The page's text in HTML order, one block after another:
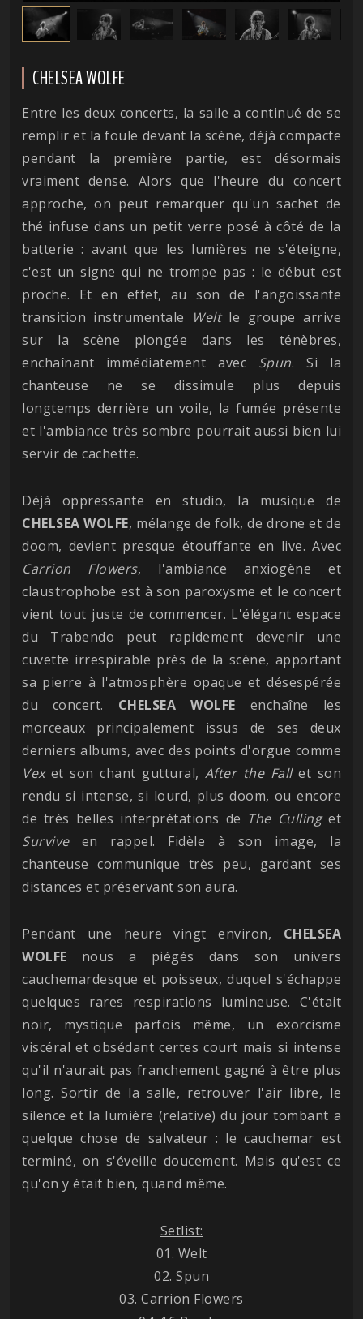
CHELSEA WOLFE
Entre les deux concerts, la salle a continué de se
remplir et la foule devant la scène, déjà compacte
pendant la première partie, est désormais
vraiment dense. Alors que l'heure du concert
approche, on peut remarquer qu'un sachet de
thé infuse dans un petit verre posé à côté de la
batterie : avant que les lumières ne s'éteigne,
c'est un signe qui ne trompe pas : le début est
proche. Et en effet, au son de l'angoissante
transition instrumentale
Weltle groupe arrive
sur la scène plongée dans les ténèbres,
enchaînant immédiatement avec Spun. Si la
chanteuse ne se dissimule plus depuis
longtemps derrière un voile, la fumée présente
et l'ambiance très sombre pourrait aussi bien lui
servir de cachette.
Déjà oppressante en studio, la musique de
CHELSEA WOLFE, mélange de folk, de drone et de
doom, devient presque étouffante en live. Avec
Carrion Flowers, l'ambiance anxiogène et
claustrophobe est à son paroxysme et le concert
vient tout juste de commencer. L'élégant espace
du Trabendo peut rapidement devenir une
cuvette irrespirable près de la scène, apportant
sa pierre à l'atmosphère opaque et désespérée
du concert. CHELSEA WOLFE enchaîne les
morceaux principalement issus de ses deux
derniers albums, avec des points d'orgue comme
Vexet son chant guttural, After the Fallet son
rendu si intense, si lourd, plus doom, ou encore
de très belles interprétations de The Cullinget
Surviveen rappel. Fidèle à son image, la
chanteuse communique très peu, gardant ses
distances et préservant son aura.
Pendant une heure vingt environ, CHELSEA
WOLFE nous a piégés dans son univers
cauchemardesque et poisseux, duquel s'échappe
quelques rares respirations lumineuse. C'était
noir, mystique parfois même, un exorcisme
viscéral et obsédant certes court mais si intense
qu'il n'aurait pas franchement gagné à être plus
long. Sortir de la salle, retrouver l'air libre, le
silence et la lumière (relative) du jour tombant a
quelque chose de salvateur : le cauchemar est
terminé, on s'éveille doucement. Mais qu'est ce
qu'on y était bien, quand même.
Setlist:
01. Welt
02. Spun
03. Carrion Flowers